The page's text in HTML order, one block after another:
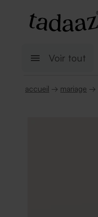
Voir tout
accueil → mariage →